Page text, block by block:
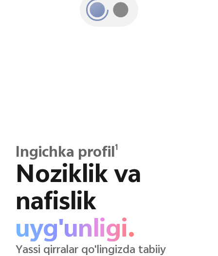
Ingichka profil1
Noziklik va
nafislik
uyg'unligi.
Yassi qirralar qo'lingizda tabiiy